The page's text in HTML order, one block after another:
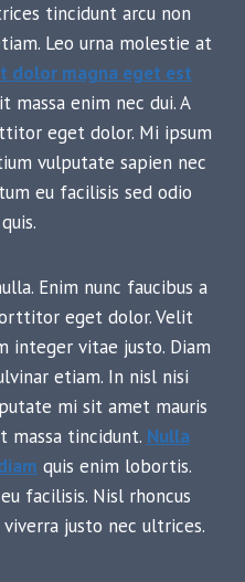
tincidunt arcu non
Leo urna molestie at
dolor magna eget est
massa enim nec dui. A
eget dolor. Mi ipsum
vulputate sapien nec
eu facilisis sed odio
Enim nunc faucibus a
eget dolor. Velit
integer vitae justo. Diam
etiam. In nisl nisi
mi sit amet mauris
massa tincidunt. Nulla
quis enim lobortis.
facilisis. Nisl rhoncus
justo nec ultrices.